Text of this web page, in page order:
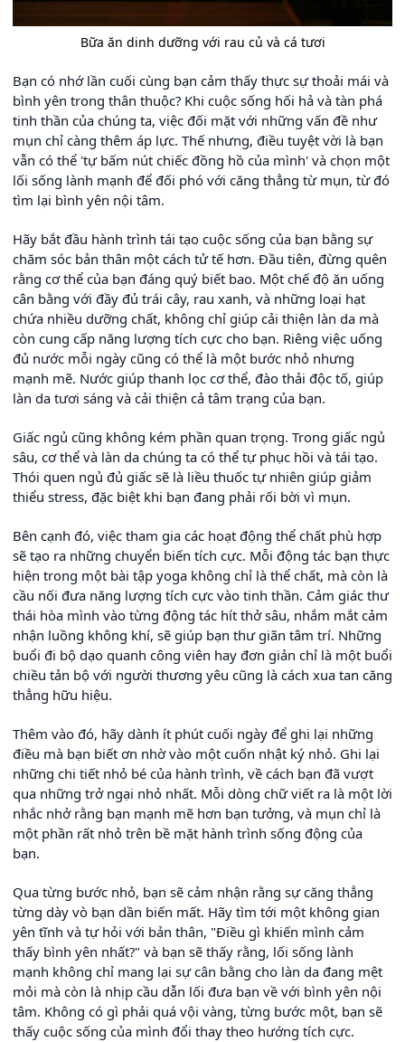
Bữa ăn dinh dưỡng với rau củ và cá tươi
Bạn có nhớ lần cuối cùng bạn cảm thấy thực sự thoải mái và
bình yên trong thân thuộc? Khi cuộc sống hối hả và tàn phá
tinh thần của chúng ta, việc đối mặt với những vấn đề như
mụn chỉ càng thêm áp lực. Thế nhưng, điều tuyệt vời là bạn
vẫn có thể 'tự bấm nút chiếc đồng hồ của mình' và chọn một
lối sống lành mạnh để đối phó với căng thẳng từ mụn, từ đó
tìm lại bình yên nội tâm.
Hãy bắt đầu hành trình tái tạo cuộc sống của bạn bằng sự
chăm sóc bản thân một cách tử tế hơn. Đầu tiên, đừng quên
rằng cơ thể của bạn đáng quý biết bao. Một chế độ ăn uống
cân bằng với đầy đủ trái cây, rau xanh, và những loại hạt
chứa nhiều dưỡng chất, không chỉ giúp cải thiện làn da mà
còn cung cấp năng lượng tích cực cho bạn. Riêng việc uống
đủ nước mỗi ngày cũng có thể là một bước nhỏ nhưng
mạnh mẽ. Nước giúp thanh lọc cơ thể, đào thải độc tố, giúp
làn da tươi sáng và cải thiện cả tâm trạng của bạn.
Giấc ngủ cũng không kém phần quan trọng. Trong giấc ngủ
sâu, cơ thể và làn da chúng ta có thể tự phục hồi và tái tạo.
Thói quen ngủ đủ giấc sẽ là liều thuốc tự nhiên giúp giảm
thiểu stress, đặc biệt khi bạn đang phải rối bời vì mụn.
Bên cạnh đó, việc tham gia các hoạt động thể chất phù hợp
sẽ tạo ra những chuyển biến tích cực. Mỗi động tác bạn thực
hiện trong một bài tập yoga không chỉ là thể chất, mà còn là
cầu nối đưa năng lượng tích cực vào tinh thần. Cảm giác thư
thái hòa mình vào từng động tác hít thở sâu, nhắm mắt cảm
nhận luồng không khí, sẽ giúp bạn thư giãn tâm trí. Những
buổi đi bộ dạo quanh công viên hay đơn giản chỉ là một buổi
chiều tản bộ với người thương yêu cũng là cách xua tan căng
thẳng hữu hiệu.
Thêm vào đó, hãy dành ít phút cuối ngày để ghi lại những
điều mà bạn biết ơn nhờ vào một cuốn nhật ký nhỏ. Ghi lại
những chi tiết nhỏ bé của hành trình, về cách bạn đã vượt
qua những trở ngại nhỏ nhất. Mỗi dòng chữ viết ra là một lời
nhắc nhở rằng bạn mạnh mẽ hơn bạn tưởng, và mụn chỉ là
một phần rất nhỏ trên bề mặt hành trình sống động của
bạn.
Qua từng bước nhỏ, bạn sẽ cảm nhận rằng sự căng thẳng
từng dày vò bạn dần biến mất. Hãy tìm tới một không gian
yên tĩnh và tự hỏi với bản thân, "Điều gì khiến mình cảm
thấy bình yên nhất?" và bạn sẽ thấy rằng, lối sống lành
mạnh không chỉ mang lại sự cân bằng cho làn da đang mệt
mỏi mà còn là nhịp cầu dẫn lối đưa bạn về với bình yên nội
tâm. Không có gì phải quá vội vàng, từng bước một, bạn sẽ
thấy cuộc sống của mình đổi thay theo hướng tích cực.